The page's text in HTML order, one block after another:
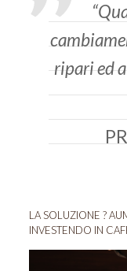
ripari ed
LA SOLUZIONE ?
INVESTENDO IN